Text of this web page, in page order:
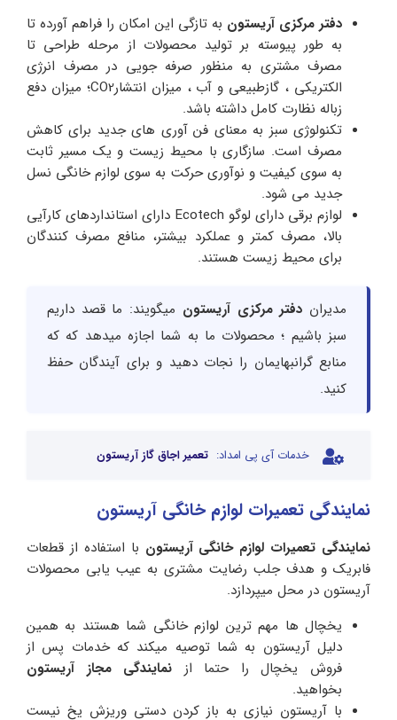
دفتر مرکزی آریستون به تازگی این امکان را فراهم آورده تا
به طور پیوسته بر تولید محصولات از مرحله طراحی تا
مصرف مشتری به منظور صرفه جویی در مصرف انرژی
الکتریکی ، گازطبیعی و آب ، میزان انتشارCO2؛ میزان دفع
زباله نظارت کامل داشته باشد.
تکنولوژی سبز به معنای فن آوری های جدید برای کاهش
مصرف است. سازگاری با محیط زیست و یک مسیر ثابت
به سوی کیفیت و نوآوری حرکت به سوی لوازم خانگی نسل
جدید می شود.
لوازم برقی دارای لوگو Ecotech دارای استانداردهای کارآیی
بالا، مصرف کمتر و عملکرد بیشتر، منافع مصرف کنندگان
برای محیط زیست هستند.
مدیران دفتر مرکزی آریستون میگویند: ما قصد داریم
سبز باشیم ؛ محصولات ما به شما اجازه میدهد که که
منابع گرانبهایمان را نجات دهید و برای آیندگان حفظ
کنید.
خدمات آی پی امداد: تعمیر اجاق گاز آریستون
نمایندگی تعمیرات لوازم خانگی آریستون
نمایندگی تعمیرات لوازم خانگی آریستون با استفاده از قطعات
فابریک و هدف جلب رضایت مشتری به عیب یابی محصولات
آریستون در محل میپردازد.
یخچال ها مهم ترین لوازم خانگی شما هستند به همین
دلیل آریستون به شما توصیه میکند که خدمات پس از
فروش یخچال را حتما از نمایندگی مجاز آریستون
بخواهید.
با آریستون نیازی به باز کردن دستی وریزش یخ نیست